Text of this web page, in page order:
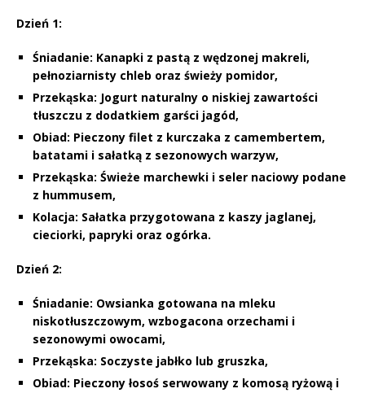
Dzień 1:
Śniadanie: Kanapki z pastą z wędzonej makreli,
pełnoziarnisty chleb oraz świeży pomidor,
Przekąska: Jogurt naturalny o niskiej zawartości
tłuszczu z dodatkiem garści jagód,
Obiad: Pieczony filet z kurczaka z camembertem,
batatami i sałatką z sezonowych warzyw,
Przekąska: Świeże marchewki i seler naciowy podane
z hummusem,
Kolacja: Sałatka przygotowana z kaszy jaglanej,
cieciorki, papryki oraz ogórka.
Dzień 2:
Śniadanie: Owsianka gotowana na mleku
niskotłuszczowym, wzbogacona orzechami i
sezonowymi owocami,
Przekąska: Soczyste jabłko lub gruszka,
Obiad: Pieczony łosoś serwowany z komosą ryżową i